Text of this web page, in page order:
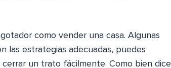
como vender una casa. Algunas
las estrategias adecuadas, puedes
un trato fácilmente. Como bien dice